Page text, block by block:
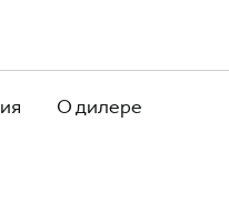
О дилере